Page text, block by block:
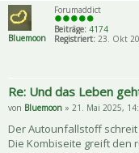
Bluemoon
Forumaddict
Beiträge: 4174
Registriert: 23. Okt
Re: Und das Leben
von Bluemoon » 21. Mai 2025,
Der Autounfallstoff
Die Kombiseite greift den